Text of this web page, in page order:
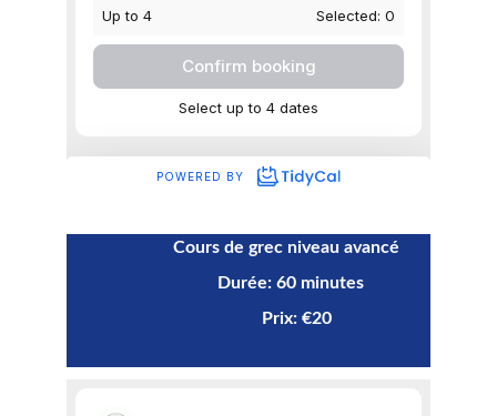
Cours de grec niveau avancé
                                  Durée: 60 minutes
                                            Prix: €20